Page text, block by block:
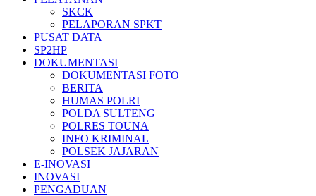
SKCK
PELAPORAN SPKT
PUSAT DATA
SP2HP
DOKUMENTASI
DOKUMENTASI FOTO
BERITA
HUMAS POLRI
POLDA SULTENG
POLRES TOUNA
INFO KRIMINAL
POLSEK JAJARAN
E-INOVASI
INOVASI
PENGADUAN